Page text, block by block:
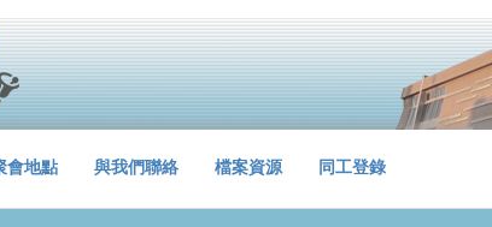
會地點 與我們聯絡 檔案資源 同工登錄